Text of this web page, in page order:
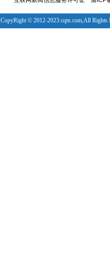
CopyRight © 2012-2023 cqtn.com,All Rights